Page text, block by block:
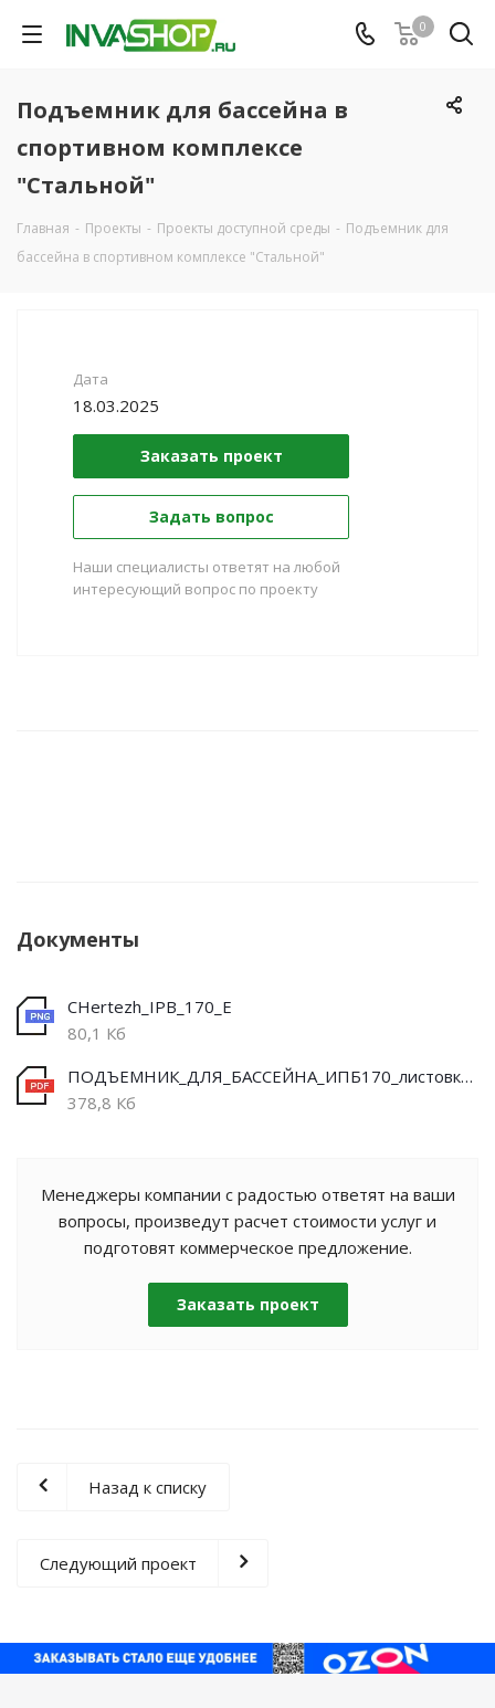
0
Подъемник для бассейна в
спортивном комплексе
"Стальной"
Главная - Проекты - Проекты доступной среды - Подъемник для
бассейна в спортивном комплексе "Стальной"
Дата
18.03.2025
Заказать проект
Задать вопрос
Наши специалисты ответят на любой
интересующий вопрос по проекту
Документы
CHertezh_IPB_170_E
80,1 Кб
ПОДЪЕМНИК_ДЛЯ_БАССЕЙНА_ИПБ170_листовка_2022_inva_ru
378,8 Кб
Менеджеры компании с радостью ответят на ваши
вопросы, произведут расчет стоимости услуг и
подготовят коммерческое предложение.
Заказать проект
Назад к списку
Следующий проект